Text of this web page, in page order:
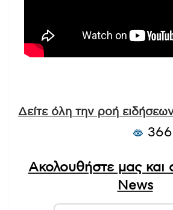
Δείτε όλη την ροή
Ακολουθήστε μας και
News